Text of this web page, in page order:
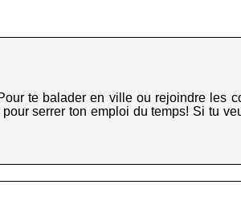
te balader en ville ou rejoindre les
serrer ton emploi du temps! Si tu